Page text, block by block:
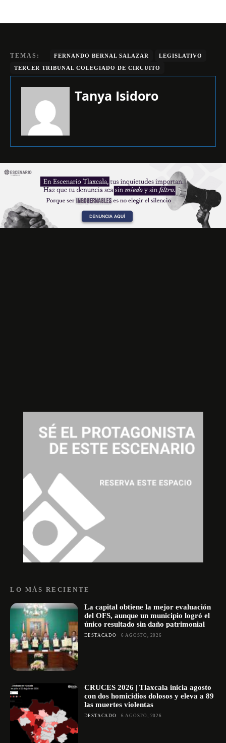
TEMAS: FERNANDO BERNAL SALAZAR
LEGISLATIVO
TERCER TRIBUNAL COLEGIADO DE CIRCUITO
Tanya Isidoro
LO MÁS RECIENTE
La capital obtiene la mejor evaluación
del OFS, aunque un municipio logró el
único resultado sin daño patrimonial
DESTACADO 6 AGOSTO, 2026
CRUCES 2026 | Tlaxcala inicia agosto
con dos homicidios dolosos y eleva a 89
las muertes violentas
DESTACADO 6 AGOSTO, 2026